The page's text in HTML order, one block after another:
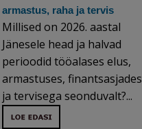
armastus, raha ja tervis
Millised on 2026. aastal
Jänesele head ja halvad
perioodid tööalases elus,
armastuses, finantsasjades
ja tervisega seonduvalt?...